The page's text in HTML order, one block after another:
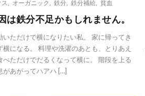
オーガニック 鉄分 鉄分補給 貧血
は鉄分不足かもしれません。
いただけで横になりたい私。 家に帰ってき
横になる。 料理や洗濯のあとも、とりあえ
べただけでだるくなって横に。 階段を上る
があがってハアハ […]